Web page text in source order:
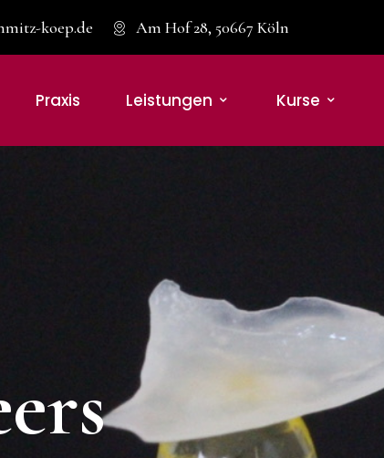
koep.de Am Hof 28, 50667 Köln
Praxis Leistungen Kurse